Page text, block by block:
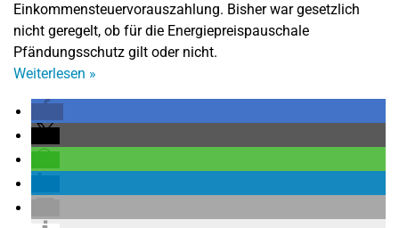
Einkommensteuervorauszahlung. Bisher war gesetzlich
nicht geregelt, ob für die Energiepreispauschale
Pfändungsschutz gilt oder nicht.
Weiterlesen »